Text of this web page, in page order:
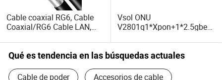
Cable coaxial RG6, Cable
Coaxial/RG6 Cable LAN,
Vsol ONU
V2801q1*Xpon+1*2.5gbe
Qué es tendencia en las búsquedas actuales
Cable de poder Accesorios de cable